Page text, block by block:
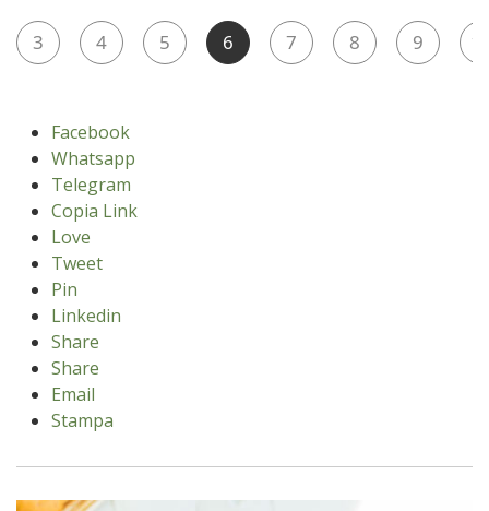
3 4 5 6 7 8 9
Facebook
Whatsapp
Telegram
Copia Link
Love
Tweet
Pin
Linkedin
Share
Share
Email
Stampa